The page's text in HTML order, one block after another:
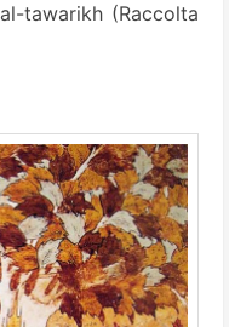
tawarikh (Raccolta